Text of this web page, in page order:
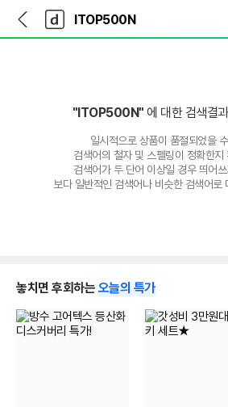
다
나
와
가
다
와
"ITOP500N"에 대한 검색결
일시적으로 상품이 품절되었을
검색어의 철자 및 스펠링이 정확한지
검색어가 두 단어 이상일 경우 띄어
보다 일반적인 검색어나 비슷한 검색어로
놓치면 후회하는 오늘의 특가